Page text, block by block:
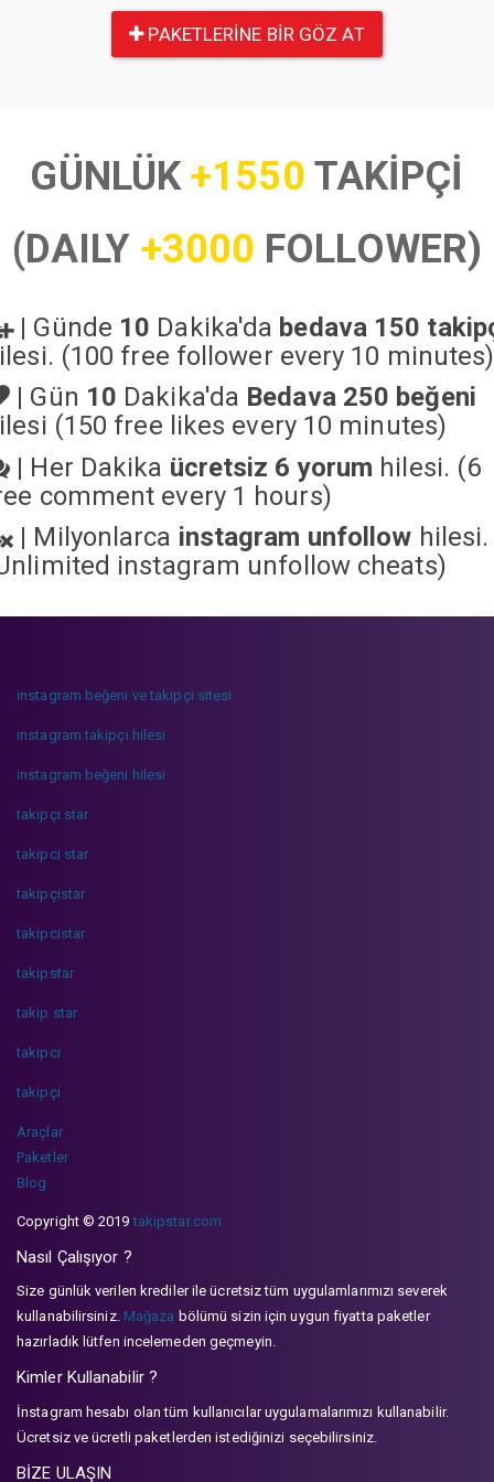
PAKETLERINE BIR GÖZ AT
GÜNLÜK+1550 TAKİPÇİ
(DAILY +3000 FOLLOWER)
| Günde 10 Dakika'da bedava 150
(100 free follower every 10 minutes)
| Gün 10 Dakika'da Bedava 250 beğeni
(150 free likes every 10 minutes)
| Her Dakika ücretsiz 6 yorum hilesi. (6
comment every 1 hours)
| Milyonlarca instagram unfollow hilesi.
instagram unfollow cheats)
instagram beğeni ve takipçi sitesi
instagram takipçi hilesi
instagram beğeni hilesi
takipçi star
takipci star
takipçistar
takipcistar
takipstar
takip star
takipci
takipçi
Araçlar
Paketler
Blog
Copyright © 2019takipstar.com
Nasıl Çalışıyor ?
Size günlük verilen krediler ile ücretsiz tüm uygulamlarımızı severek
kullanabilirsiniz. Mağaza bölümü sizin için uygun fiyatta paketler
hazırladık lütfen incelemeden geçmeyin.
Kimler Kullanabilir ?
İnstagram hesabı olan tüm kullanıcılar uygulamalarımızı kullanabilir.
Ücretsiz ve ücretli paketlerden istediğinizi seçebilirsiniz.
BİZE ULAŞIN